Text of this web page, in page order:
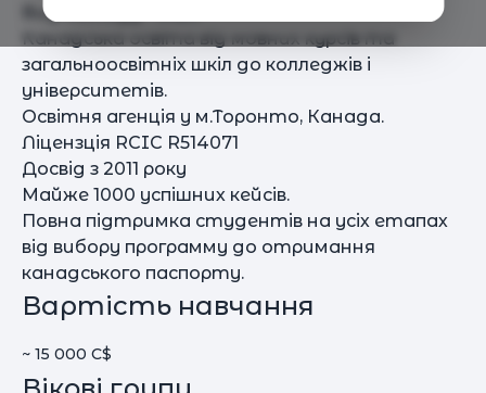
Вид закладу - Інше
Канадська освіта від мовних курсів та
загальноосвітніх шкіл до колледжів і
університетів.
Освітня агенція у м.Торонто, Канада.
Ліцензція RCIC R514071
Досвід з 2011 року
Майже 1000 успішних кейсів.
Повна підтримка студентів на усіх етапах
від вибору программу до отримання
канадського паспорту.
Вартість навчання
~ 15 000 C$